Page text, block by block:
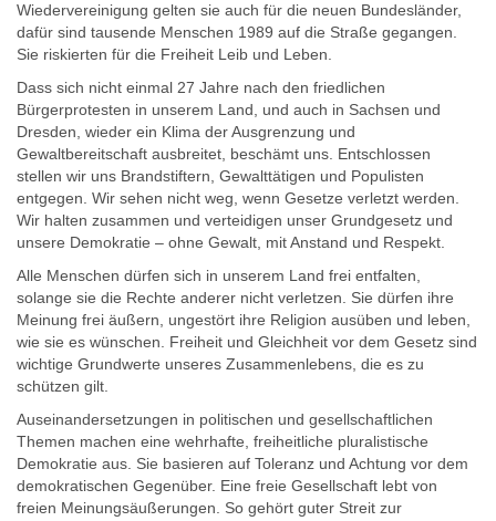
Wiedervereinigung gelten sie auch für die neuen Bundesländer,
dafür sind tausende Menschen 1989 auf die Straße gegangen.
Sie riskierten für die Freiheit Leib und Leben.
Dass sich nicht einmal 27 Jahre nach den friedlichen
Bürgerprotesten in unserem Land, und auch in Sachsen und
Dresden, wieder ein Klima der Ausgrenzung und
Gewaltbereitschaft ausbreitet, beschämt uns. Entschlossen
stellen wir uns Brandstiftern, Gewalttätigen und Populisten
entgegen. Wir sehen nicht weg, wenn Gesetze verletzt werden.
Wir halten zusammen und verteidigen unser Grundgesetz und
unsere Demokratie – ohne Gewalt, mit Anstand und Respekt.
Alle Menschen dürfen sich in unserem Land frei entfalten,
solange sie die Rechte anderer nicht verletzen. Sie dürfen ihre
Meinung frei äußern, ungestört ihre Religion ausüben und leben,
wie sie es wünschen. Freiheit und Gleichheit vor dem Gesetz sind
wichtige Grundwerte unseres Zusammenlebens, die es zu
schützen gilt.
Auseinandersetzungen in politischen und gesellschaftlichen
Themen machen eine wehrhafte, freiheitliche pluralistische
Demokratie aus. Sie basieren auf Toleranz und Achtung vor dem
demokratischen Gegenüber. Eine freie Gesellschaft lebt von
freien Meinungsäußerungen. So gehört guter Streit zur